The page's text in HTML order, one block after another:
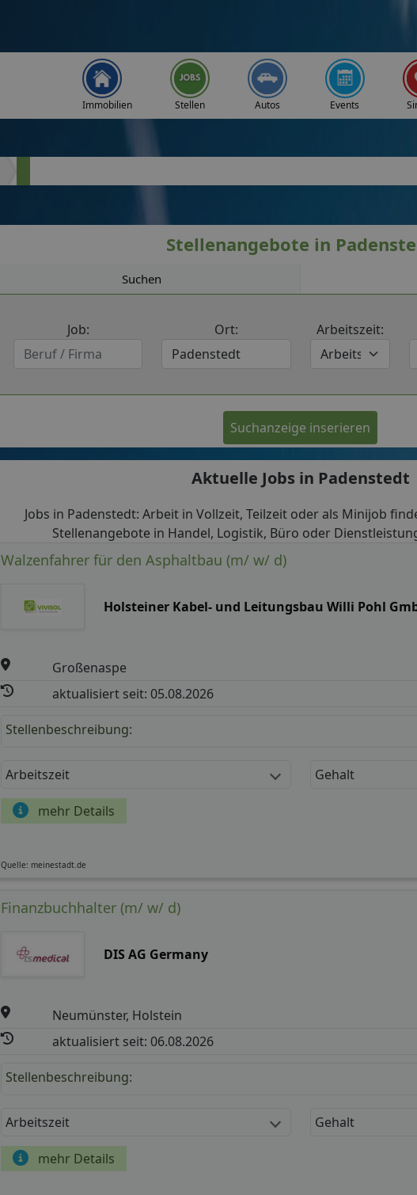
Immobilien Stellen Autos Events
Stellenangebote in
Suchen
Job: Ort: Arbeitszeit:
Suchanzeige inserieren
Aktuelle Jobs in Padenstedt
Jobs in Padenstedt: Arbeit in Vollzeit, Teilzeit oder als Minijob
Stellenangebote in Handel, Logistik, Büro oder
Walzenfahrer für den Asphaltbau (m/ w/ d)
Holsteiner Kabel- und Leitungsbau Willi Pohl
Großenaspe
aktualisiert seit: 05.08.2026
Stellenbeschreibung:
Arbeitszeit Gehalt
mehr Details
Quelle: meinestadt.de
Finanzbuchhalter (m/ w/ d)
DIS AG Germany
Neumünster, Holstein
aktualisiert seit: 06.08.2026
Stellenbeschreibung:
Arbeitszeit Gehalt
mehr Details